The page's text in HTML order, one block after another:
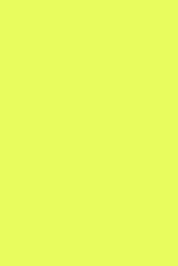
え生まれる、異世界感
るのはもちろんのこ
、影響を与え続けてい
てはならない空間にな
ドーバーストリートマ
ど、世界各地に少しず